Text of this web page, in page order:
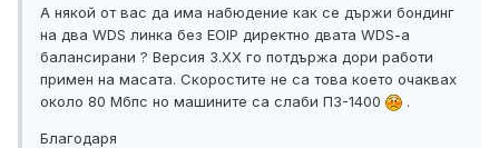
А някой от вас да има набюдение как се държи бондинг
на два WDS линка без EOIP директно двата WDS-a
балансирани ? Версия 3.ХХ го потдържа дори работи
примен на масата. Скоростите не са това което очаквах
около 80 Мбпс но машините са слаби П3-1400
.
Благодаря